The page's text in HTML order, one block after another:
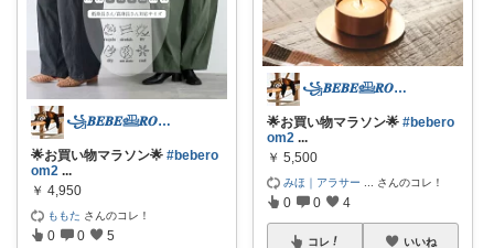
꧁𝑩𝑬𝑩𝑬𓊝𝑹𝑶𝑶𝑴꧂
🌟お買い物マラソン🌟 #bebero
om2 ...
￥ 4,950
ももた さんのコレ！
0 0 5
꧁𝑩𝑬𝑩𝑬𓊝𝑹𝑶𝑶𝑴꧂
🌟お買い物マラソン🌟 #bebero
om2 ...
￥ 5,500
みほ｜アラサー さんのコレ！
0 0 4
コレ いいね